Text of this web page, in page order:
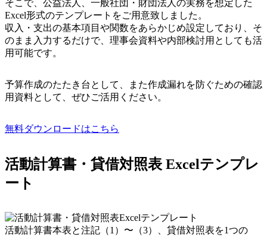
そこで、公益法人、一般社団・財団法人の実務を想定した
Excel形式のテンプレートをご用意致しました。
収入・支出の基本項目や関数をあらかじめ設定しており、そ
のまま入力するだけで、理事会資料や内部検討用としても活
用可能です。
予算作成のたたき台として、また作成漏れを防ぐための確認
用資料として、ぜひご活用ください。
無料ダウンロードはこちら
活動計算書・貸借対照表 Excelテンプレ
ート
活動計算書本表と注記（1）〜（3）、貸借対照表を1つの